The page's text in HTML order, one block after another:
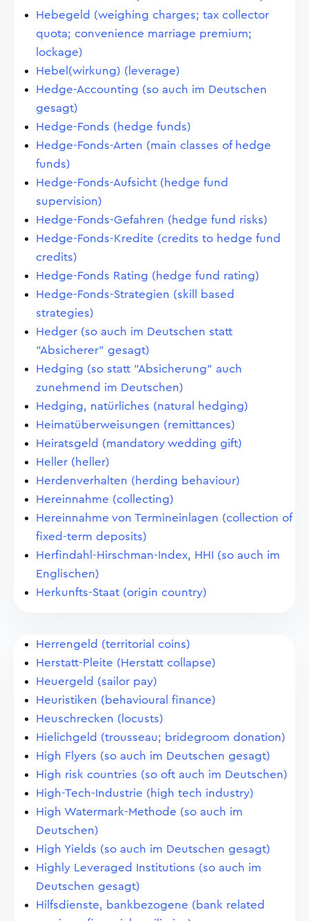
Hebegeld (weighing charges; tax collector
quota; convenience marriage premium;
lockage)
Hebel(wirkung) (leverage)
Hedge-Accounting (so auch im Deutschen
gesagt)
Hedge-Fonds (hedge funds)
Hedge-Fonds-Arten (main classes of hedge
funds)
Hedge-Fonds-Aufsicht (hedge fund
supervision)
Hedge-Fonds-Gefahren (hedge fund risks)
Hedge-Fonds-Kredite (credits to hedge fund
credits)
Hedge-Fonds Rating (hedge fund rating)
Hedge-Fonds-Strategien (skill based
strategies)
Hedger (so auch im Deutschen statt
"Absicherer" gesagt)
Hedging (so statt "Absicherung" auch
zunehmend im Deutschen)
Hedging, natürliches (natural hedging)
Heimatüberweisungen (remittances)
Heiratsgeld (mandatory wedding gift)
Heller (heller)
Herdenverhalten (herding behaviour)
Hereinnahme (collecting)
Hereinnahme von Termineinlagen (collection of
fixed-term deposits)
Herfindahl-Hirschman-Index, HHI (so auch im
Englischen)
Herkunfts-Staat (origin country)
Herrengeld (territorial coins)
Herstatt-Pleite (Herstatt collapse)
Heuergeld (sailor pay)
Heuristiken (behavioural finance)
Heuschrecken (locusts)
Hielichgeld (trousseau; bridegroom donation)
High Flyers (so auch im Deutschen gesagt)
High risk countries (so oft auch im Deutschen)
High-Tech-Industrie (high tech industry)
High Watermark-Methode (so auch im
Deutschen)
High Yields (so auch im Deutschen gesagt)
Highly Leveraged Institutions (so auch im
Deutschen gesagt)
Hilfsdienste, bankbezogene (bank related